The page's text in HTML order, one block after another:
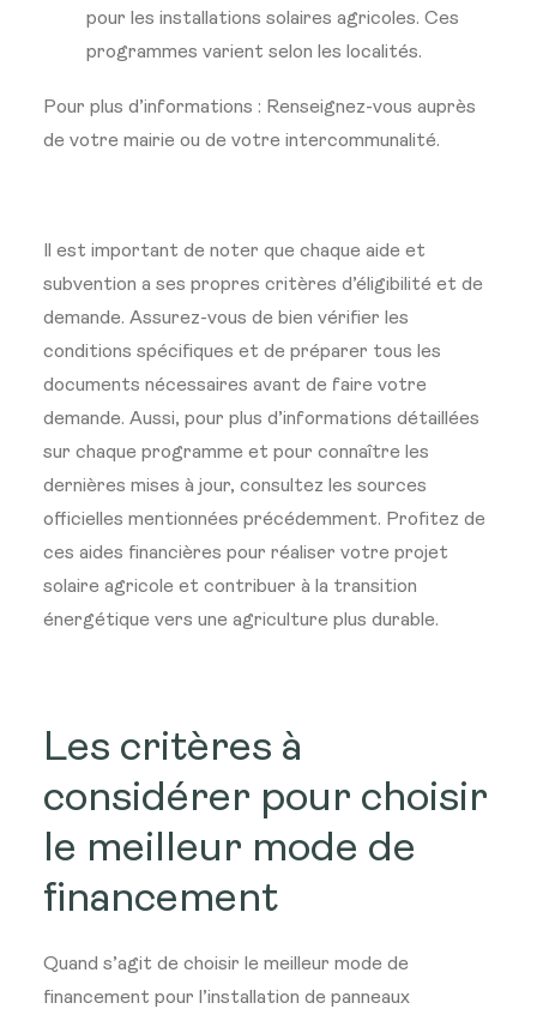
pour les installations solaires agricoles. Ces
programmes varient selon les localités.
Pour plus d’informations : Renseignez-vous auprès
de votre mairie ou de votre intercommunalité.
Il est important de noter que chaque aide et
subvention a ses propres critères d’éligibilité et de
demande. Assurez-vous de bien vérifier les
conditions spécifiques et de préparer tous les
documents nécessaires avant de faire votre
demande. Aussi, pour plus d’informations détaillées
sur chaque programme et pour connaître les
dernières mises à jour, consultez les sources
officielles mentionnées précédemment. Profitez de
ces aides financières pour réaliser votre projet
solaire agricole et contribuer à la transition
énergétique vers une agriculture plus durable.
Les critères à
considérer pour choisir
le meilleur mode de
financement
Quand s’agit de choisir le meilleur mode de
financement pour l’installation de panneaux